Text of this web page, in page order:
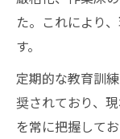
た。これにより
す。
定期的な教育訓
奨されており、
を常に把握して